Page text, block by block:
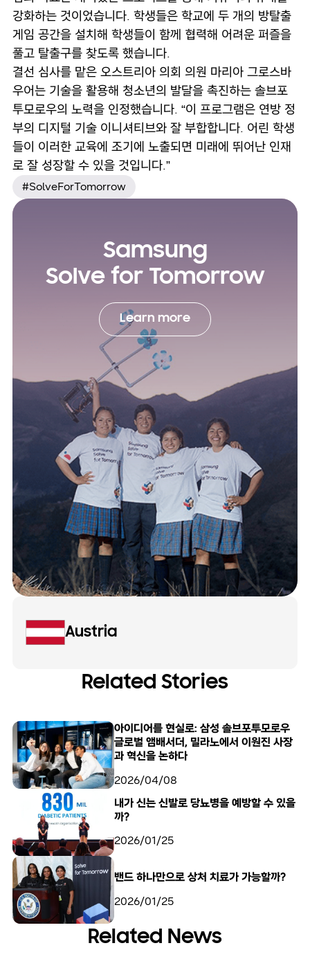
강화하는 것이었습니다. 학생들은 학교에 두 개의 방탈출
게임 공간을 설치해 학생들이 함께 협력해 어려운 퍼즐을
풀고 탈출구를 찾도록 했습니다.
결선 심사를 맡은 오스트리아 의회 의원 마리아 그로스바
우어는 기술을 활용해 청소년의 발달을 촉진하는 솔브포
투모로우의 노력을 인정했습니다. “이 프로그램은 연방 정
부의 디지털 기술 이니셔티브와 잘 부합합니다. 어린 학생
들이 이러한 교육에 조기에 노출되면 미래에 뛰어난 인재
로 잘 성장할 수 있을 것입니다.”
#SolveForTomorrow
Samsung
Solve for Tomorrow
Learn more
Austria
Related Stories
아이디어를 현실로: 삼성 솔브포투모로우
글로벌 앰배서더, 밀라노에서 이원진 사장
과 혁신을 논하다
2026/04/08
내가 신는 신발로 당뇨병을 예방할 수 있을
까?
2026/01/25
밴드 하나만으로 상처 치료가 가능할까?
2026/01/25
Related News